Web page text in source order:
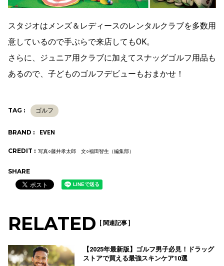
スタジオはメンズ＆レディースのレンタルクラブを多数用
意しているので手ぶらで来店してもOK。
さらに、ジュニア用クラブに加えてスナッグゴルフ用品も
あるので、子どものゴルフデビューもおまかせ！
TAG : ゴルフ
BRAND : EVEN
CREDIT : 写真○藤井孝太郎 文○福田智生（編集部）
SHARE
RELATED [ 関連記事 ]
【2025年最新版】ゴルフ男子必見！ドラッグ
ストアで買える最強スキンケア10選